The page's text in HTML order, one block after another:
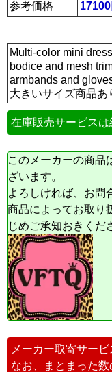
参考価格
17100
Multi-color mini
bodice and mesh
armbands and
大きいサイズ商品あ
在庫販売サービスは
このメーカーの商品
ざいます。
よろしければ、お問
商品によってお取り
じめご承知おきくだ
メーカー取寄サー
なお、まとまった